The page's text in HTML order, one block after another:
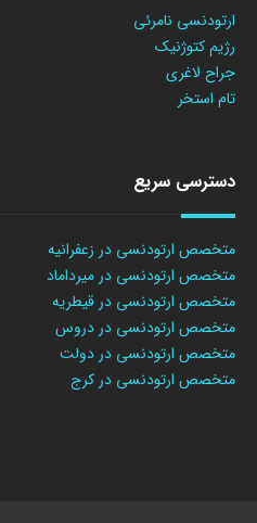
ارتودنسی نامرئی
رژیم کتوژنیک
جراح لاغری
تام استخر
دسترسی سریع
متخصص ارتودنسی در زعفرانیه
متخصص ارتودنسی در میرداماد
متخصص ارتودنسی در قیطریه
متخصص ارتودنسی در دروس
متخصص ارتودنسی در دولت
متخصص ارتودنسی در کرج